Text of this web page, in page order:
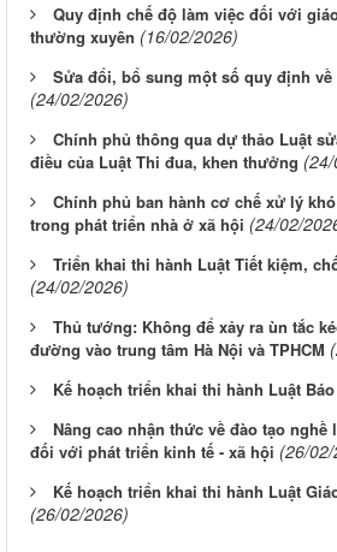
Quy định chế độ làm việc đối với
thường xuyên (16/02/2026)
Sửa đổi, bổ sung một số quy định
(24/02/2026)
Chính phủ thông qua dự thảo Luật
điều của Luật Thi đua, khen thưởng
Chính phủ ban hành cơ chế xử lý
trong phát triển nhà ở xã hội (24/02/
Triển khai thi hành Luật Tiết kiệm,
(24/02/2026)
Thủ tướng: Không để xảy ra ùn tắc
đường vào trung tâm Hà Nội và TPHCM
Kế hoạch triển khai thi hành Luật
Nâng cao nhận thức về đào tạo nghề
đối với phát triển kinh tế - xã hội (26/
Kế hoạch triển khai thi hành Luật
(26/02/2026)